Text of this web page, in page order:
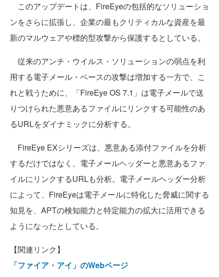
このアップデートは、FireEyeの包括的なソリューショ
ンをさらに拡張し、企業の最もクリティカルな資産を最
新のマルウェアや標的型攻撃から保護するとしている。
従来のアンチ・ウイルス・ソリューションの弱点を利
用する電子メール・ベースの攻撃は増加する一方で、こ
れと戦うために、「FireEye OS 7.1」は電子メールで送
りつけられた悪意あるファイルにリンクする可能性のあ
るURLをダイナミックに分析する。
FireEye EXシリーズは、悪意ある添付ファイルを分析
するだけではなく、電子メールヘッダーと悪意あるファ
イルにリンクするURLも分析。電子メールヘッダー分析
によって、FireEyeは電子メールに特化した脅威に関する
知見を、APTの検知能力と特定能力の拡大に活用できる
ようになったとしている。
【関連リンク】
「ファイア・アイ」のWebページ